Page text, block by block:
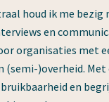
houd ik me bezig
en
organisaties met
)overheid. Met
en